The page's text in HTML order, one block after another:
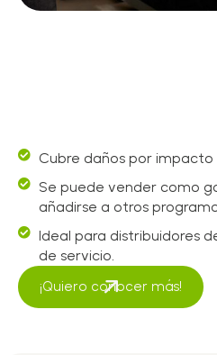
Cubre daños por
Se puede vender como
añadirse a otros
Ideal para distribuidores
de servicio.
¡Quiero conocer más!